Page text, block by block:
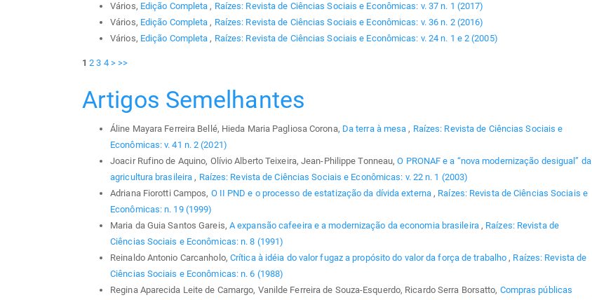
Vários, Edição Completa, Raízes: Revista de Ciências Sociais e Econômicas: v. 37 n. 1 (2017)
Vários, Edição Completa, Raízes: Revista de Ciências Sociais e Econômicas: v. 36 n. 2 (2016)
Vários, Edição Completa, Raízes: Revista de Ciências Sociais e Econômicas: v. 24 n. 1 e 2 (2005)
1 2 3 4 > >>
Artigos Semelhantes
Áline Mayara Ferreira Bellé, Hieda Maria Pagliosa Corona, Da terra à mesa, Raízes: Revista de Ciências Sociais e
Econômicas: v. 41 n. 2 (2021)
Joacir Rufino de Aquino, Olívio Alberto Teixeira, Jean-Philippe Tonneau,O PRONAF e a “nova modernização desigual” da
agricultura brasileira, Raízes: Revista de Ciências Sociais e Econômicas: v. 22 n. 1 (2003)
Adriana Fiorotti Campos, O II PND e o processo de estatização da dívida externa, Raízes: Revista de Ciências Sociais e
Econômicas: n. 19 (1999)
Maria da Guia Santos Gareis, A expansão cafeeira e a modernização da economia brasileira , Raízes: Revista de
Ciências Sociais e Econômicas: n. 8 (1991)
Reinaldo Antonio Carcanholo, Crítica à idéia do valor fugaz a propósito do valor da força de trabalho, Raízes: Revista de
Ciências Sociais e Econômicas: n. 6 (1988)
Regina Aparecida Leite de Camargo, Vanilde Ferreira de Souza-Esquerdo, Ricardo Serra Borsatto, Compras públicas